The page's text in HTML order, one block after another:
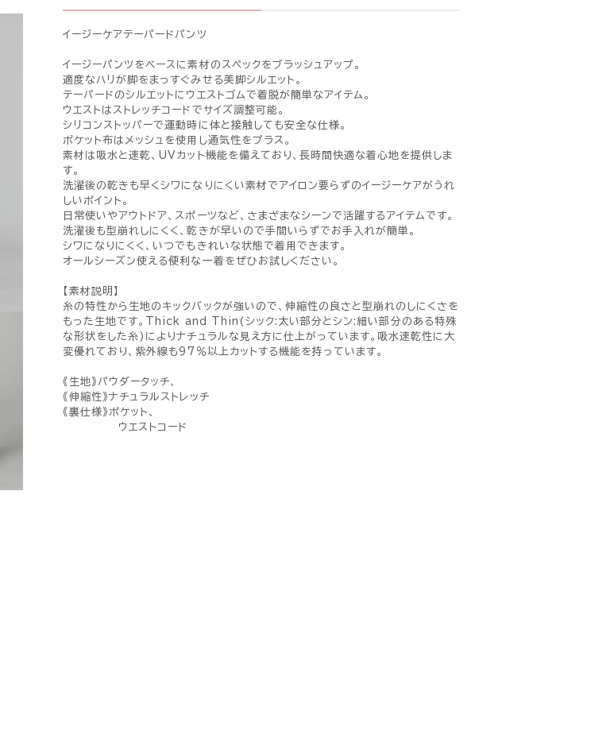
イージーケアテーパードパンツ
イージーパンツをベースに素材のスペックをブラッシュアップ。
適度なハリが脚をまっすぐみせる美脚シルエット。
テーパードのシルエットにウエストゴムで着脱が簡単なアイテム。
ウエストはストレッチコードでサイズ調整可能。
シリコンストッパーで運動時に体と接触しても安全な仕様。
ポケット布はメッシュを使用し通気性をプラス。
素材は吸水と速乾、UVカット機能を備えており、長時間快適な着心地を提供しま
す。
洗濯後の乾きも早くシワになりにくい素材でアイロン要らずのイージーケアがうれ
しいポイント。
日常使いやアウトドア、スポーツなど、さまざまなシーンで活躍するアイテムです。
洗濯後も型崩れしにくく、乾きが早いので手間いらずでお手入れが簡単。
シワになりにくく、いつでもきれいな状態で着用できます。
オールシーズン使える便利な一着をぜひお試しください。
【素材説明】
糸の特性から生地のキックバックが強いので、伸縮性の良さと型崩れのしにくさを
もった生地です。Thick and Thin(シック:太い部分とシン:細い部分のある特殊
な形状をした糸)によりナチュラルな見え方に仕上がっています。吸水速乾性に大
変優れており、紫外線も97％以上カットする機能を持っています。
《生地》パウダータッチ、
《伸縮性》ナチュラルストレッチ
《裏仕様》ポケット、
ウエストコード